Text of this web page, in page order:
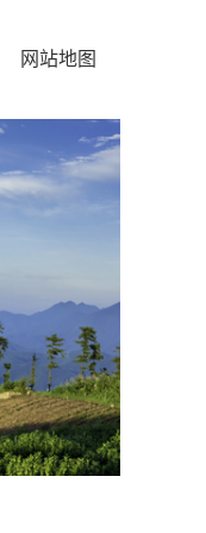
网站地图